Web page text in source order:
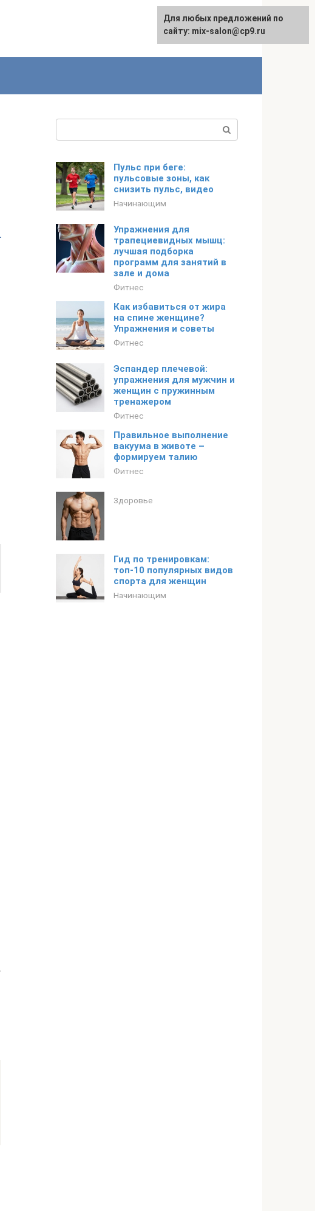
Пульс при беге:
пульсовые зоны, как
снизить пульс, видео
Начинающим
Упражнения для
трапециевидных мышц:
лучшая подборка
программ для занятий в
зале и дома
Фитнес
Как избавиться от жира
на спине женщине?
Упражнения и советы
Фитнес
Эспандер плечевой:
упражнения для мужчин и
женщин с пружинным
тренажером
Фитнес
Правильное выполнение
вакуума в животе –
формируем талию
Фитнес
Здоровье
Гид по тренировкам:
топ-10 популярных видов
спорта для женщин
Начинающим
Для любых предложений по
сайту: mix-salon@cp9.ru